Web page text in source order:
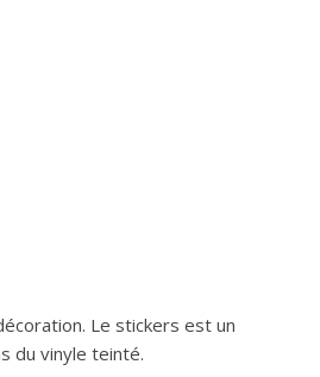
Le stickers est un
du vinyle teinté.